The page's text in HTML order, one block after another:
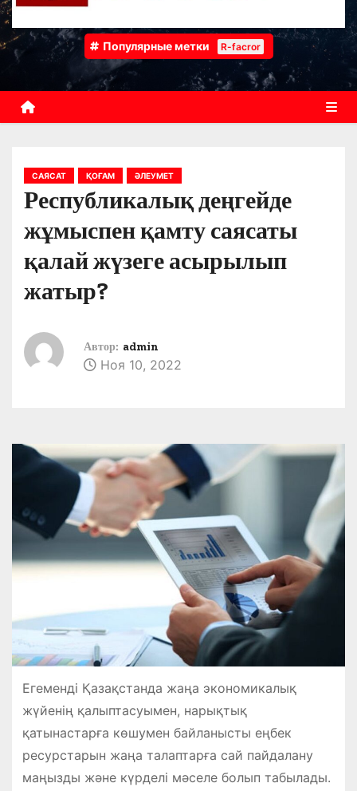
Популярные метки R-facror
САЯСАТ ҚОҒАМ ӘЛЕУМЕТ
Республикалық деңгейде
жұмыспен қамту саясаты
қалай жүзеге асырылып
жатыр?
Автор: admin
Ноя 10, 2022
Егеменді Қазақстанда жаңа экономикалық
жүйенің қалыптасуымен, нарықтық
қатынастарға көшумен байланысты еңбек
ресурстарын жаңа талаптарға сай пайдалану
маңызды және күрделі мәселе болып табылады.